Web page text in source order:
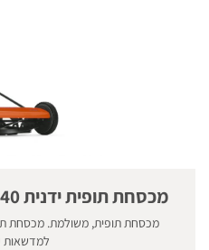
מכסחת תופית ידנית NovoLette Silent 540
מכסחת תופית, משולמת. מכסחת
למדשאות